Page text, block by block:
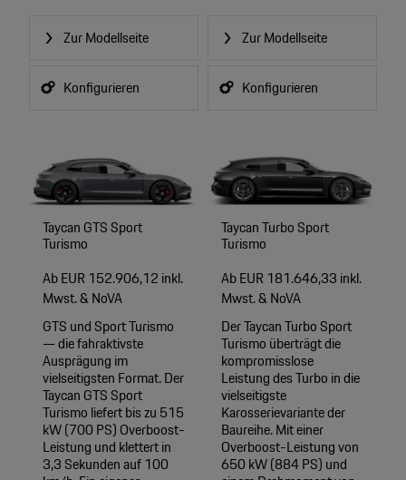
Zur Modellseite
Konfigurieren
Zur Modellseite
Konfigurieren
Taycan GTS Sport
Turismo
Ab EUR 152.906,12 inkl.
Mwst. & NoVA
GTS und Sport Turismo
— die fahraktivste
Ausprägung im
vielseitigsten Format. Der
Taycan GTS Sport
Turismo liefert bis zu 515
kW (700 PS) Overboost-
Leistung und klettert in
3,3 Sekunden auf 100
Taycan Turbo Sport
Turismo
Ab EUR 181.646,33 inkl.
Mwst. & NoVA
Der Taycan Turbo Sport
Turismo überträgt die
kompromisslose
Leistung des Turbo in die
vielseitigste
Karosserievariante der
Baureihe. Mit einer
Overboost-Leistung von
650 kW (884 PS) und